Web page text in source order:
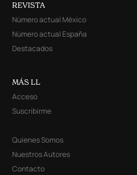
REVISTA
Número actual México
Número actual España
Destacados
MÁS LL
Acceso
Suscribirme
Quienes Somos
Nuestros Autores
Contacto